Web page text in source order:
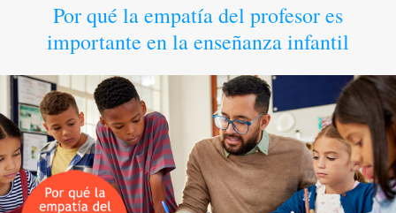
Por qué la empatía del profesor es
importante en la enseñanza infantil